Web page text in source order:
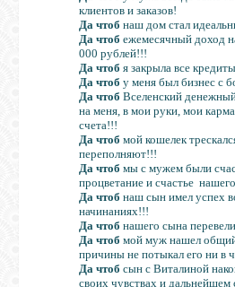
клиентов и заказов!
Да чтоб наш дом стал
Да чтоб ежемесячный доход
000 рублей!!!
Да чтоб я закрыла все
Да чтоб у меня был бизнес с
Да чтоб Вселенский
на меня, в мои руки, мои
счета!!!
Да чтоб мой кошелек
переполняют!!!
Да чтоб мы с мужем были
процветание и счастье
Да чтоб наш сын имел успех
начинаниях!!!
Да чтоб нашего сына
Да чтоб мой муж нашел
причины не потыкал его ни в
Да чтоб сын с Виталиной
своих чувствах и дальнейшем